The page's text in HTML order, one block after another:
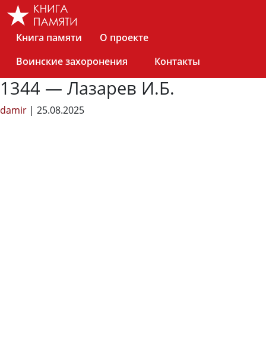
Skip
Книга памяти
О проекте
Воинские захоронения
Контакты
1344 — Лазарев И.Б.
damir | 25.08.2025